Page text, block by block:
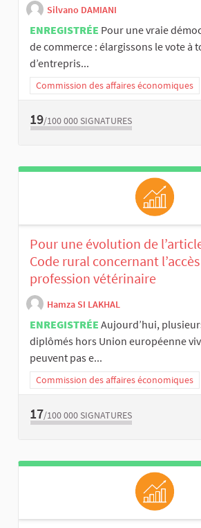
Silvano DAMIANI
ENREGISTRÉE Pour une vraie
de commerce : élargissons le vote à
d’entrepris...
Commission des affaires économiques
19/100 000 SIGNATURES
Pour une évolution de
Code rural concernant
profession vétérinaire
Hamza SI LAKHAL
ENREGISTRÉE Aujourd’hui,
diplômés hors Union européenne
peuvent pas e...
Commission des affaires économiques
17/100 000 SIGNATURES